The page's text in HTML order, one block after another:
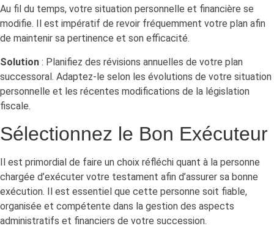
Au fil du temps, votre situation personnelle et financière se
modifie. Il est impératif de revoir fréquemment votre plan afin
de maintenir sa pertinence et son efficacité.
Solution : Planifiez des révisions annuelles de votre plan
successoral. Adaptez-le selon les évolutions de votre situation
personnelle et les récentes modifications de la législation
fiscale.
Sélectionnez le Bon Exécuteur
Il est primordial de faire un choix réfléchi quant à la personne
chargée d’exécuter votre testament afin d’assurer sa bonne
exécution. Il est essentiel que cette personne soit fiable,
organisée et compétente dans la gestion des aspects
administratifs et financiers de votre succession.